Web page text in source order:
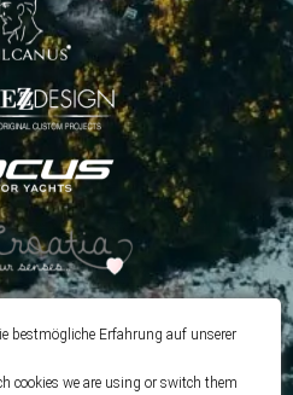
bestmögliche Erfahrung auf unserer
cookies we are using or switch them